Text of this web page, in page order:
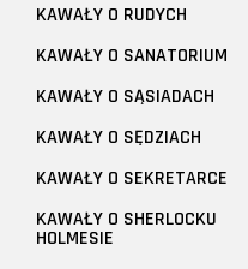
KAWAŁY O RUDYCH
KAWAŁY O SANATORIUM
KAWAŁY O SĄSIADACH
KAWAŁY O SĘDZIACH
KAWAŁY O SEKRETARCE
KAWAŁY O SHERLOCKU
HOLMESIE